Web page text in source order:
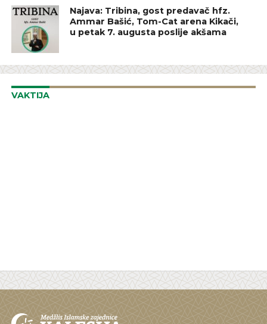
Najava: Tribina, gost predavač hfz.
Ammar Bašić, Tom-Cat arena Kikači,
u petak 7. augusta poslije akšama
VAKTIJA